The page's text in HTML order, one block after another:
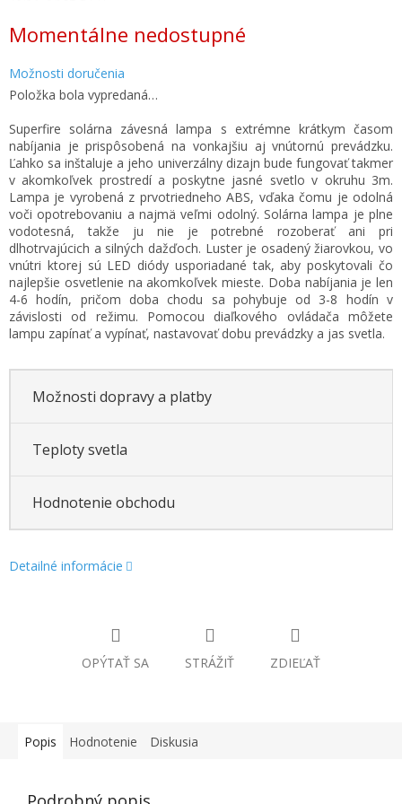
cena:
Momentálne nedostupné
Možnosti doručenia
Položka bola vypredaná…
Superfire solárna závesná lampa s extrémne krátkym časom
nabíjania je prispôsobená na vonkajšiu aj vnútornú prevádzku.
Ľahko sa inštaluje a jeho univerzálny dizajn bude fungovať takmer
v akomkoľvek prostredí a poskytne jasné svetlo v okruhu 3m.
Lampa je vyrobená z prvotriedneho ABS, vďaka čomu je odolná
voči opotrebovaniu a najmä veľmi odolný. Solárna lampa je plne
vodotesná, takže ju nie je potrebné rozoberať ani pri
dlhotrvajúcich a silných dažďoch. Luster je osadený žiarovkou, vo
vnútri ktorej sú LED diódy usporiadané tak, aby poskytovali čo
najlepšie osvetlenie na akomkoľvek mieste. Doba nabíjania je len
4-6 hodín, pričom doba chodu sa pohybuje od 3-8 hodín v
závislosti od režimu. Pomocou diaľkového ovládača môžete
lampu zapínať a vypínať, nastavovať dobu prevádzky a jas svetla.
Možnosti dopravy a platby
Teploty svetla
Hodnotenie obchodu
Detailné informácie
OPÝTAŤ SA STRÁŽIŤ ZDIEĽAŤ
Popis Hodnotenie Diskusia